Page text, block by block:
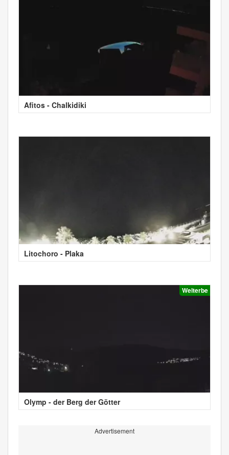
Afitos - Chalkidiki
Litochoro - Plaka
Welterbe
Olymp - der Berg der Götter
Advertisement